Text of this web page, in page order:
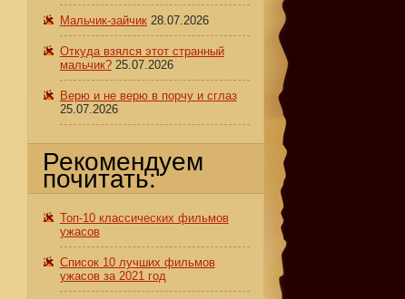
Мальчик-зайчик 28.07.2026
Откуда взялся этот странный
мальчик? 25.07.2026
Верю и не верю в порчу и сглаз
25.07.2026
Рекомендуем
почитать:
Топ-10 классических фильмов
ужасов
Список 10 лучших фильмов
ужасов за 2021 год